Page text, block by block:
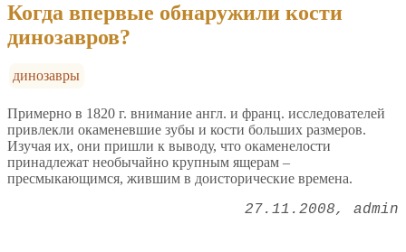
Когда впервые обнаружили кости
динозавров?
динозавры
Примерно в 1820 г. внимание англ. и франц. исследователей
привлекли окаменевшие зубы и кости больших размеров.
Изучая их, они пришли к выводу, что окаменелости
принадлежат необычайно крупным ящерам –
пресмыкающимся, жившим в доисторические времена.
27.11.2008 admin